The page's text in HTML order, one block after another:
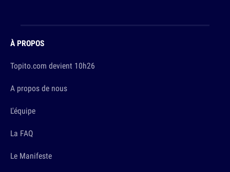
À PROPOS
Topito.com devient 10h26
A propos de nous
L'équipe
La FAQ
Le Manifeste